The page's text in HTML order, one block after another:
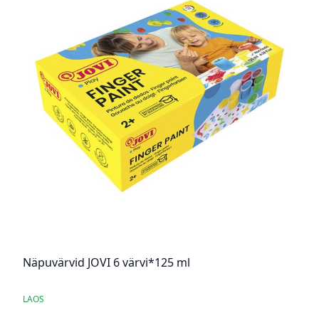
Näpuvärvid JOVI 6 värvi*125 ml
LAOS